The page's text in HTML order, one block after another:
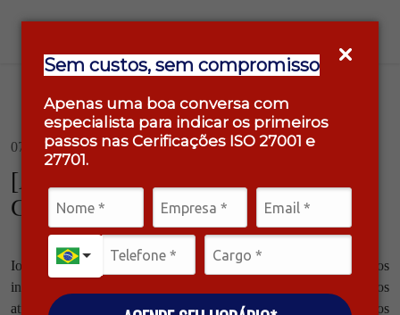
Sem custos, sem compromisso
Apenas uma boa conversa com
especialista para indicar os primeiros
passos nas Cerificações ISO 27001 e
27701.
07/05/2024 / Tecnologia
[ARTIGO] IoT e a Segurança
Cibernética.
IoT, ou Internet das Coisas, refere-se a um sistema de dispositivos
interconectados, que têm a capacidade de coletar e trocar dados
através da internet. Esses dispositivos podem variar desde objetos